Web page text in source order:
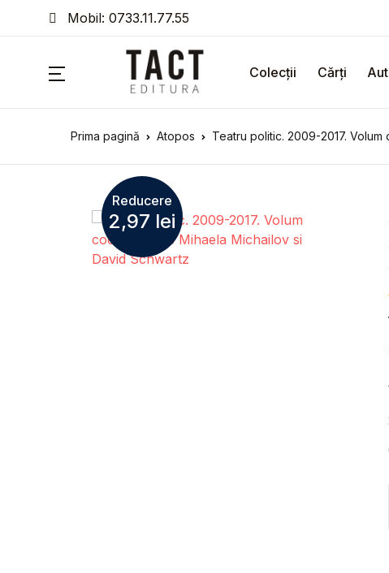
Mobil: 0733.11.77.55
Colecții Cărți
Prima pagină Atopos Teatru politic. 2009-2017.
Reducere
2,97 lei